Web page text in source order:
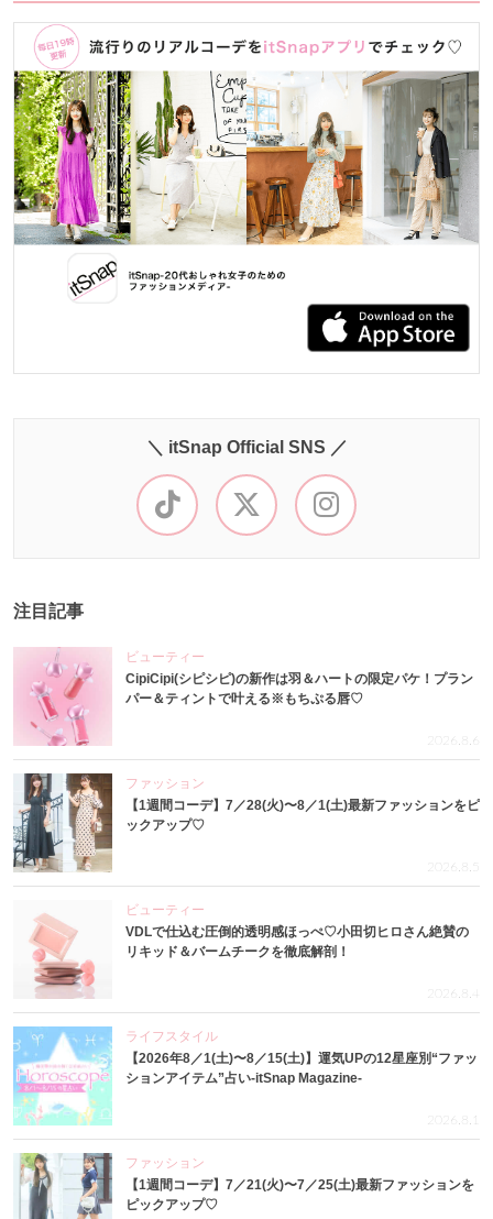
＼ itSnap Official SNS ／
注目記事
ビューティー
CipiCipi(シピシピ)の新作は羽＆ハートの限定パケ！プラン
パー＆ティントで叶える※もちぷる唇♡
2026.8.6
ファッション
【1週間コーデ】7／28(火)〜8／1(土)最新ファッションをピ
ックアップ♡
2026.8.5
ビューティー
VDLで仕込む圧倒的透明感ほっぺ♡小田切ヒロさん絶賛の
リキッド＆バームチークを徹底解剖！
2026.8.4
ライフスタイル
【2026年8／1(土)〜8／15(土)】運気UPの12星座別“ファッ
ションアイテム”占い-itSnap Magazine-
2026.8.1
ファッション
【1週間コーデ】7／21(火)〜7／25(土)最新ファッションを
ピックアップ♡